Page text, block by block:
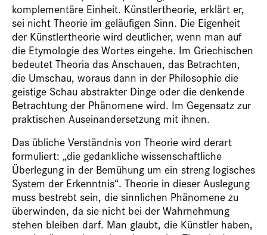
komplementäre Einheit. Künstlertheorie, erklärt er,
sei nicht Theorie im geläufigen Sinn. Die Eigenheit
der Künstlertheorie wird deutlicher, wenn man auf
die Etymologie des Wortes eingehe. Im Griechischen
bedeutet Theoria das Anschauen, das Betrachten,
die Umschau, woraus dann in der Philosophie die
geistige Schau abstrakter Dinge oder die denkende
Betrachtung der Phänomene wird. Im Gegensatz zur
praktischen Auseinandersetzung mit ihnen.
Das übliche Verständnis von Theorie wird derart
formuliert: „die gedankliche wissenschaftliche
Überlegung in der Bemühung um ein streng logisches
System der Erkenntnis“. Theorie in dieser Auslegung
muss bestrebt sein, die sinnlichen Phänomene zu
überwinden, da sie nicht bei der Wahrnehmung
stehen bleiben darf. Man glaubt, die Künstler haben,